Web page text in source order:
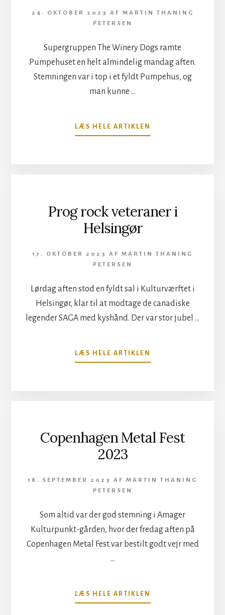
24. OKTOBER 2023 AF MARTIN THANING
PETERSEN
Supergruppen The Winery Dogs ramte
Pumpehuset en helt almindelig mandag aften.
Stemningen var i top i et fyldt Pumpehus, og
man kunne …
LÆS HELE ARTIKLEN
THE
PUMPEHUSET
Prog rock veteraner i
Helsingør
17. OKTOBER 2023 AF MARTIN THANING
PETERSEN
Lørdag aften stod en fyldt sal i Kulturværftet i
Helsingør, klar til at modtage de canadiske
legender SAGA med kyshånd. Der var stor jubel …
LÆS HELE ARTIKLEN
PROG
Copenhagen Metal Fest
2023
18. SEPTEMBER 2023 AF MARTIN THANING
PETERSEN
Som altid var der god stemning i Amager
Kulturpunkt-gården, hvor der fredag aften på
Copenhagen Metal Fest var bestilt godt vejr med
…
LÆS HELE ARTIKLEN
COPENHAGEN